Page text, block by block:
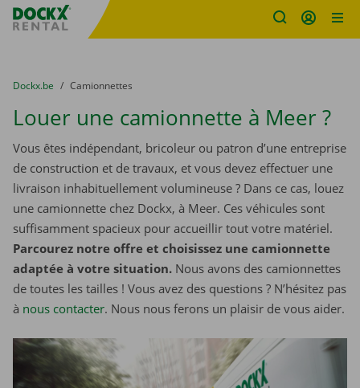
sitename
You are here:
du
Dockx.be to
Camionnettes
Louer une camionnette à Meer ?
Vous êtes indépendant, bricoleur ou patron d’une entreprise
de construction et de travaux, et vous devez effectuer une
livraison inhabituellement volumineuse ? Dans ce cas, louez
une camionnette chez Dockx, à Meer. Ces véhicules sont
suffisamment spacieux pour accueillir tout votre matériel.
Parcourez notre offre et choisissez une camionnette
adaptée à votre situation. Nous avons des camionnettes
de toutes les tailles ! Vous avez des questions ? N’hésitez pas
à nous contacter. Nous nous ferons un plaisir de vous aider.